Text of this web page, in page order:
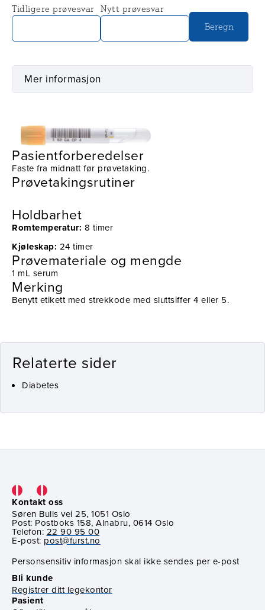
Tidligere prøvesvar Nytt prøvesvar
Beregn
Mer informasjon
Prøvetaking
Utstyr
Pasientforberedelser
Faste fra midnatt før prøvetaking.
Prøvetakingsrutiner
Holdbarhet
Romtemperatur: 8 timer
Kjøleskap: 24 timer
Prøvemateriale og mengde
1 mL serum
Merking
Benytt etikett med strekkode med sluttsiffer 4 eller 5.
Relaterte sider
Diabetes
Kontakt oss
Søren Bulls vei 25, 1051 Oslo
Post: Postboks 158, Alnabru, 0614 Oslo
Telefon: 22 90 95 00
E-post: post@furst.no
Personsensitiv informasjon skal ikke sendes per e-post
Bli kunde
Registrer ditt legekontor
Pasient